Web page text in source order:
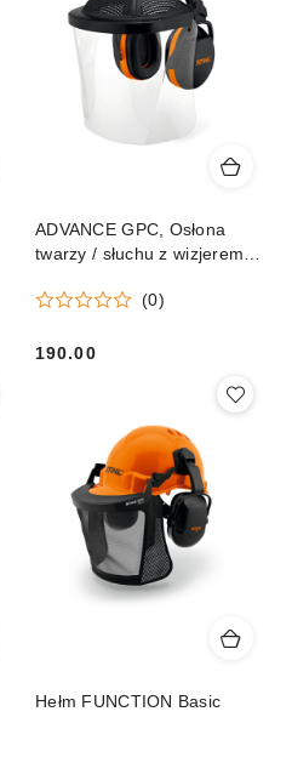
ADVANCE GPC, Osłona
twarzy / słuchu z wizjerem z
(0)
190.00
Hełm FUNCTION Basic